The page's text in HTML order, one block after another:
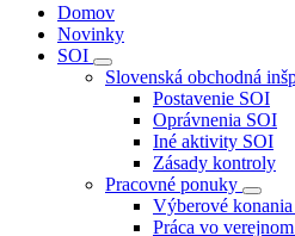
Domov
Novinky
SOI
Slovenská obchodná
Postavenie SOI
Oprávnenia SOI
Iné aktivity SOI
Zásady kontroly
Pracovné ponuky
Výberové
Práca vo